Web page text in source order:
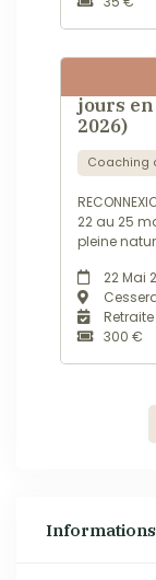
jours
2026)
Coaching
22 au 25
pleine
date de
de vie–
votre
22 Mai
Retraite
300 €
Informations